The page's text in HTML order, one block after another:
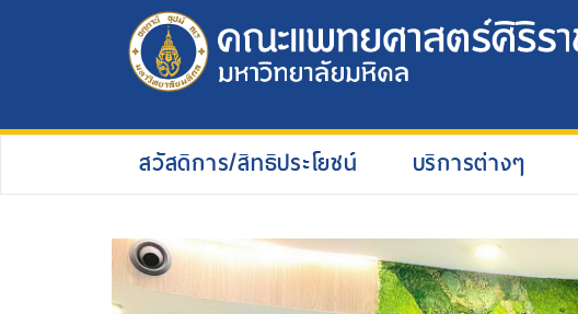
สวัสดิการ/สิทธิประโยชน์ บริการต่างๆ